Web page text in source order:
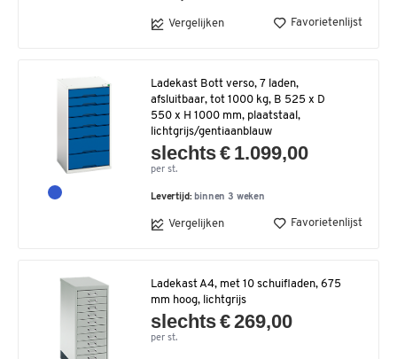
Vergelijken Favorietenlijst
Ladekast Bott verso, 7 laden,
afsluitbaar, tot 1000 kg, B 525 x D
550 x H 1000 mm, plaatstaal,
lichtgrijs/gentiaanblauw
slechts € 1.099,00
per st.
Levertijd: binnen 3 weken
Vergelijken Favorietenlijst
Ladekast A4, met 10 schuifladen, 675
mm hoog, lichtgrijs
slechts € 269,00
per st.